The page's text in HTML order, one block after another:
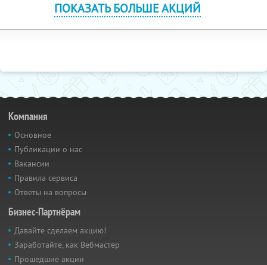
ПОКАЗАТЬ БОЛЬШЕ АКЦИЙ
Компания
Основное
Публикации о нас
Вакансии
Правила сервиса
Ответы на вопросы
Бизнес-Партнёрам
Давайте сделаем акцию!
Заработайте, как Вебмастер
Прошедшие акции